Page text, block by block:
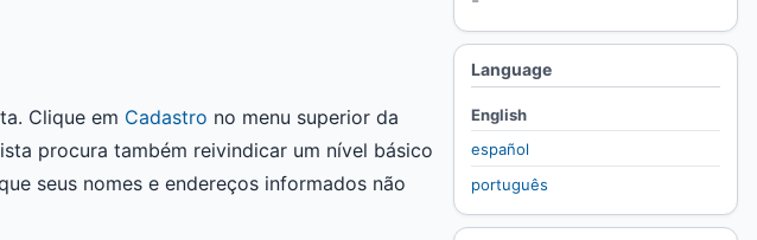
Clique em Cadastro no menu superior da
procura também reivindicar um nível básico
seus nomes e endereços informados não
Language
English
español
português